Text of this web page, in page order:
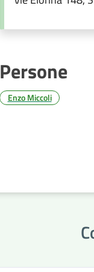
Persone
Enzo Miccoli